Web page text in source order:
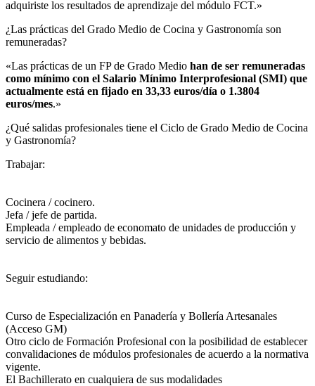
adquiriste los resultados de aprendizaje del módulo FCT.»
¿Las prácticas del Grado Medio de Cocina y Gastronomía son
remuneradas?​
«Las prácticas de un FP de Grado Medio han de ser remuneradas
como mínimo con el Salario Mínimo Interprofesional (SMI) que
actualmente está en fijado en 33,33 euros/día o 1.3804
euros/mes.»
¿Qué salidas profesionales tiene el Ciclo de Grado Medio de Cocina
y Gastronomía?​
Trabajar:
Cocinera / cocinero.
Jefa / jefe de partida.
Empleada / empleado de economato de unidades de producción y
servicio de alimentos y bebidas.
Seguir estudiando:
Curso de Especialización en Panadería y Bollería Artesanales
(Acceso GM)
Otro ciclo de Formación Profesional con la posibilidad de establecer
convalidaciones de módulos profesionales de acuerdo a la normativa
vigente.
El Bachillerato en cualquiera de sus modalidades